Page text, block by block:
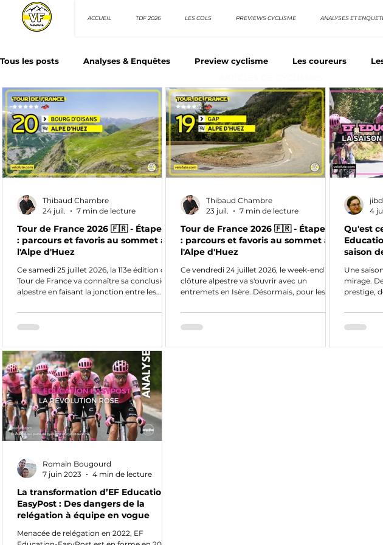
ACCUEIL TDF 2026 LES COLS PREVIEWS CYCLISME ANALYSES ET
Tous les posts Analyses & Enquêtes Preview cyclisme Les coureurs
Les Tuto cyclisme Nos séries - Top 10 21e siècle Nos séries - Coureurs sans
Top 10 sprinteurs Top 10 rouleurs Giro d'Italia TDF La vuelta /
Villes et itinéraire cyclos
Tour de France 2026 🇫🇷 - Étape 20
: parcours et favoris au sommet à
l'Alpe d'Huez
Ce samedi 25 juillet 2026, la 113e édition du
Tour de France va connaître sa conclusion
alpestre en faisant la jonction entre les
Construite avec à l'esprit une bataille serrée,
l'étape la plus difficile de cette Grande
étape. Présentation du parcours et des
favoris de la 20e étape du Tour de France
2026, où l'Alpe d'Huez sera aborder via le
Col de Sarenne. Date de l'étape 20 du Tour
de Fr
Thibaud Chambre
24 juil.
7 min de lecture
Tour de France 2026 🇫🇷 - Étape 19
: parcours et favoris au sommet à
l'Alpe d'Huez
Ce vendredi 24 juillet 2026, le week-end de
clôture alpestre va s'ouvrir avec un
entremets en Isère. Désormais, pour les
simple : tirer les premières cartouches et/ou
éviter les tirs adverses. Paul Seixas et la
commencer à sortir du bois, dans la quête
Thibaud Chambre
23 juil.
7 min de lecture
Qu'est
saison
Une
mirage.
prestige,
et
début de
4
La transformation d’EF Education-
EasyPost : Des dangers de la
relégation à équipe en vogue
Menacée de relégation en 2022, EF
Romain Bougourd
7 juin 2023
4 min de lecture